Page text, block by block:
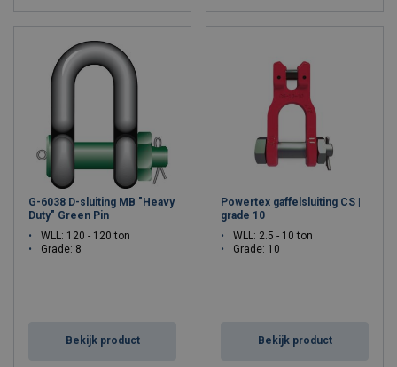
G-6038 D-sluiting MB "Heavy
Duty" Green Pin
WLL: 120 - 120 ton
Grade: 8
Bekijk product
Powertex gaffelsluiting CS |
grade 10
WLL: 2.5 - 10 ton
Grade: 10
Bekijk product